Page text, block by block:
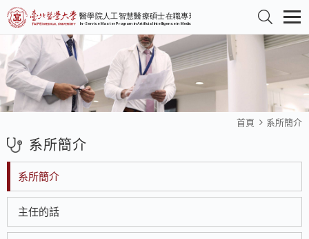
首頁 系所簡介
系所簡介
系所簡介
主任的話